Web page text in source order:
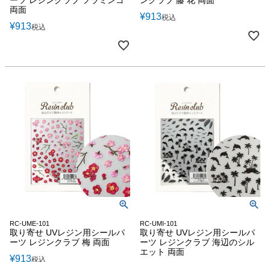
両面
¥913税込
¥913税込
RC-UME-101
取り寄せ UVレジン用シールパ
ーツ レジンクラブ 梅 両面
¥913税込
RC-UMI-101
取り寄せ UVレジン用シールパ
ーツ レジンクラブ 海辺のシル
エット 両面